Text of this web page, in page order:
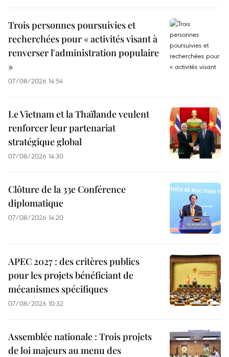
Trois personnes poursuivies et
recherchées pour « activités visant à
renverser l'administration populaire
»
07/08/2026 14:54
Le Vietnam et la Thaïlande veulent
renforcer leur partenariat
stratégique global
07/08/2026 14:30
Clôture de la 33e Conférence
diplomatique
07/08/2026 14:20
APEC 2027 : des critères publics
pour les projets bénéficiant de
mécanismes spécifiques
07/08/2026 10:32
Assemblée nationale : Trois projets
de loi majeurs au menu des